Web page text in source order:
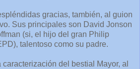
gracias, también, al guion
Sus principales son David Jonson
(si, el hijo del gran Philip
talentoso como su padre.
del bestial Mayor, al